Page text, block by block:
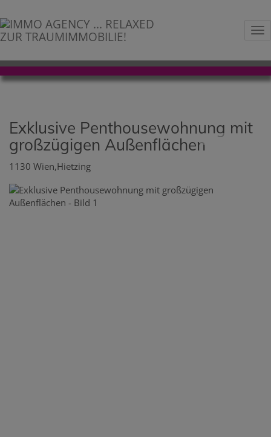
Exklusive Penthousewohnung mit
großzügigen Außenflächen
1130 Wien,Hietzing